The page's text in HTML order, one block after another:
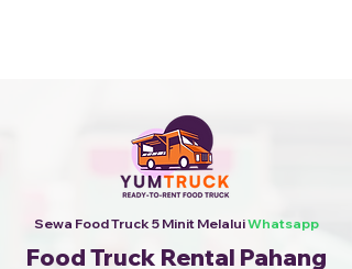
Sewa Food Truck 5 Minit MelaluiWhatsapp
Food Truck Rental Pahang